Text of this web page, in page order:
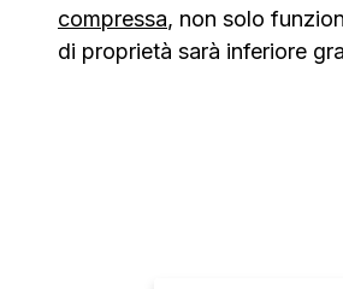
compressa, non solo
di proprietà sarà inferiore